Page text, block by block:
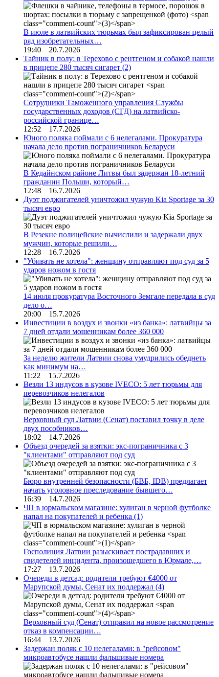
В июле в латвийских тюрьмах был зафиксирован целый
ряд изобретательных…
19:40 20.7.2026
Тайник в полу: в Терехово с рентгеном и собакой нашли
в прицепе 280 тысяч сигарет (2)
Сотрудники Таможенного управления Службы
государственных доходов (СГД) на латвийско-
российской границе…
12:52 17.7.2026
Юного поляка поймали с 6 нелегалами. Прокуратура
начала дело против пограничников Беларуси
В Кедайнском районе Литвы был задержан 18-летний
гражданин Польши, который…
12:48 16.7.2026
Дуэт поджигателей уничтожил чужую Kia Sportage за 30
тысяч евро
В Резекне полицейские вычислили и задержали двух
мужчин, которые решили…
12:28 16.7.2026
"Убивать не хотела": женщину отправляют под суд за 5
ударов ножом в гостя
14 июля прокуратура Восточного Земгале передала в суд
дело о…
20:00 15.7.2026
Инвестиции в воздух и звонки «из банка»: латвийцы за
7 дней отдали мошенникам более 360 000
За неделю жители Латвии снова умудрились обеднеть
как минимум на…
11:22 15.7.2026
Везли 13 индусов в кузове IVECO: 5 лет тюрьмы для
перевозчиков нелегалов
Верховный суд Латвии (Сенат) поставил точку в деле
двух пособников…
18:02 14.7.2026
Объезд очередей за взятки: экс-пограничника с 3
"клиентами" отправляют под суд
Бюро внутренней безопасности (БВБ, IDB) предлагает
начать уголовное преследование бывшего…
16:39 14.7.2026
ЧП в юрмальском магазине: хулиган в черной футболке
напал на покупателей и ребенка (1)
Госполиция Латвии разыскивает пострадавших и
свидетелей инцидента, произошедшего в Юрмале,…
17:27 13.7.2026
Очереди в детсад: родители требуют €4000 от
Марупской думы, Сенат их поддержал (4)
Верховный суд (Сенат) отправил на новое рассмотрение
отказ в компенсации…
16:44 13.7.2026
Задержан поляк с 10 нелегалами: в "рейсовом"
микроавтобусе нашли фальшивые номера